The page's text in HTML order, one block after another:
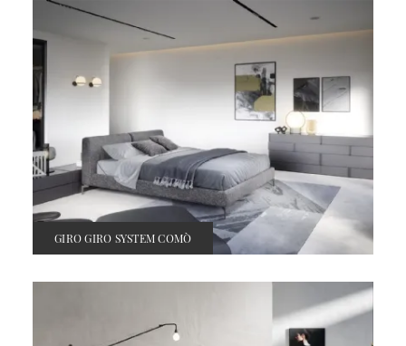
GIRO GIRO SYSTEM COMÒ